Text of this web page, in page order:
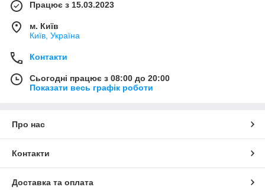
Працює з 15.03.2023
м. Київ
Київ, Україна
Контакти
Сьогодні працює з 08:00 до 20:00
Показати весь графік роботи
Про нас
Контакти
Доставка та оплата